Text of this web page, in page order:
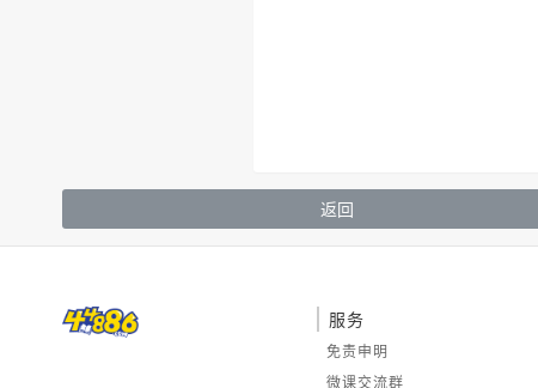
返回
服务
免责申明
微课交流群